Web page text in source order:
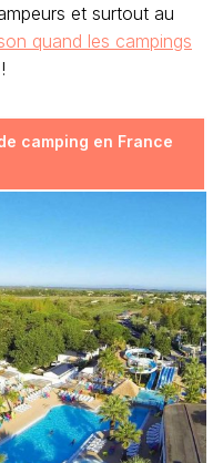
et surtout au
quand les campings
!
camping en France